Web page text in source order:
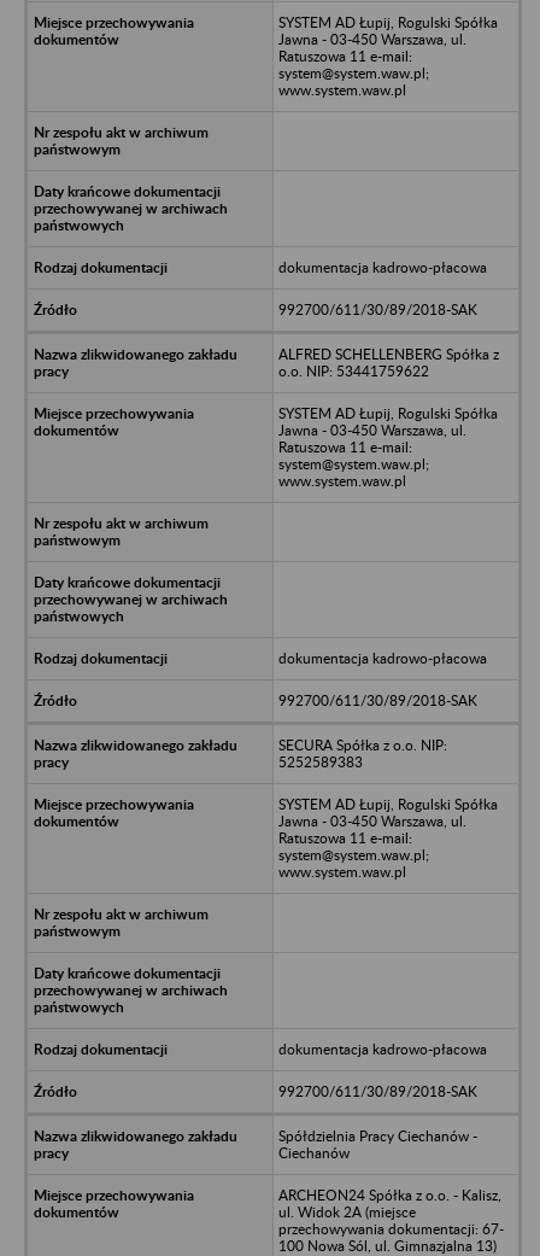
SYSTEM AD Łupij, Rogulski Spółka
Jawna - 03-450 Warszawa, ul.
Ratuszowa 11 e-mail:
system@system.waw.pl;
www.system.waw.pl
dokumentacja kadrowo-płacowa
992700/611/30/89/2018-SAK
ALFRED SCHELLENBERG Spółka z
o.o. NIP: 53441759622
SYSTEM AD Łupij, Rogulski Spółka
Jawna - 03-450 Warszawa, ul.
Ratuszowa 11 e-mail:
system@system.waw.pl;
www.system.waw.pl
dokumentacja kadrowo-płacowa
992700/611/30/89/2018-SAK
SECURA Spółka z o.o. NIP:
5252589383
SYSTEM AD Łupij, Rogulski Spółka
Jawna - 03-450 Warszawa, ul.
Ratuszowa 11 e-mail:
system@system.waw.pl;
www.system.waw.pl
dokumentacja kadrowo-płacowa
992700/611/30/89/2018-SAK
Spółdzielnia Pracy Ciechanów -
Ciechanów
ARCHEON24 Spółka z o.o. - Kalisz,
ul. Widok 2A (miejsce
przechowywania dokumentacji: 67-
100 Nowa Sól, ul. Gimnazjalna 13)